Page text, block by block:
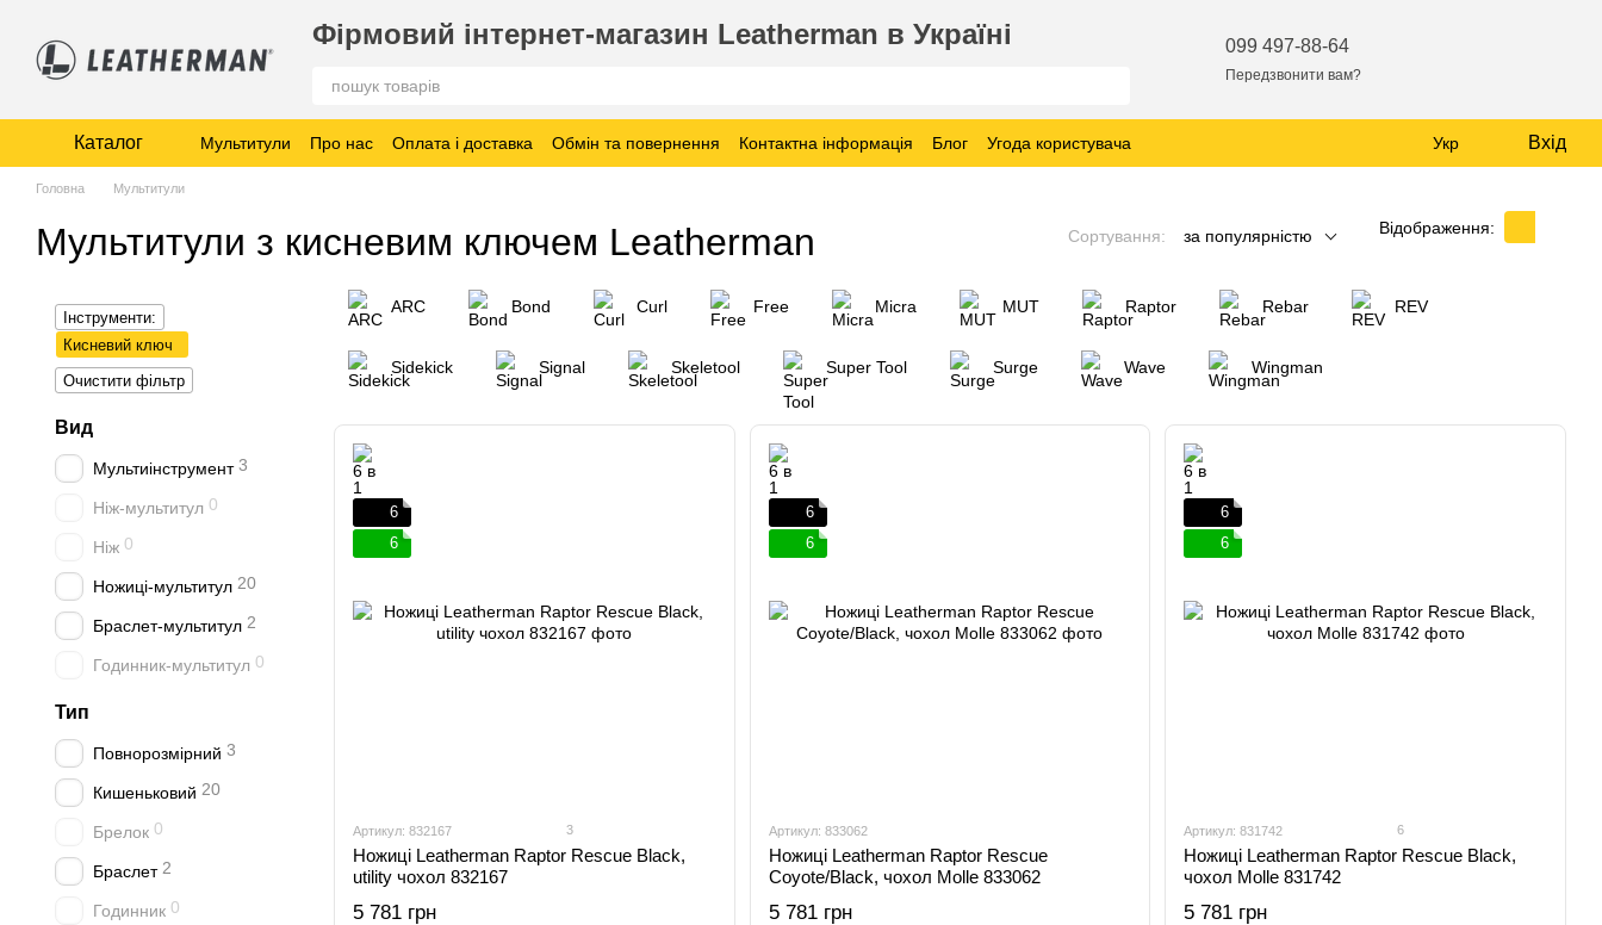
Фірмовий інтернет-магазин Leatherman в Україні 099 497-88-64
Передзвонити вам?
Каталог Мультитули Про нас Оплата і доставка Обмін та повернення Контактна інформація Блог Угода користувача Укр Вхід
Головна Мультитули
Мультитули з кисневим ключем Leatherman Сортування: за популярністю Відображення:
ARC Bond Curl Free Micra MUT Raptor Rebar REV
Sidekick Signal Skeletool Super Tool Surge Wave Wingman
6
6
Артикул: 832167 3
Ножиці Leatherman Raptor Rescue Black,
utility чохол 832167
5 781 грн
6
6
Артикул: 833062
Ножиці Leatherman Raptor Rescue
Coyote/Black, чохол Molle 833062
5 781 грн
6
6
Артикул: 831742 6
Ножиці Leatherman Raptor Rescue Black,
чохол Molle 831742
5 781 грн
Інструменти:
Кисневий ключ
Очистити фільтр
Вид
Мультиінструмент 3
Ніж-мультитул 0
Ніж 0
Ножиці-мультитул 20
Браслет-мультитул 2
Годинник-мультитул 0
Тип
Повнорозмірний 3
Кишеньковий 20
Брелок 0
Браслет 2
Годинник 0